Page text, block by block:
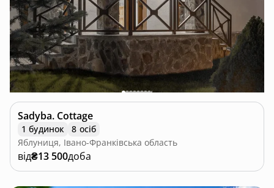
Sadyba. Cottage
1 будинок
8 осіб
Яблуниця, Івано-Франківська область
від₴13 500доба